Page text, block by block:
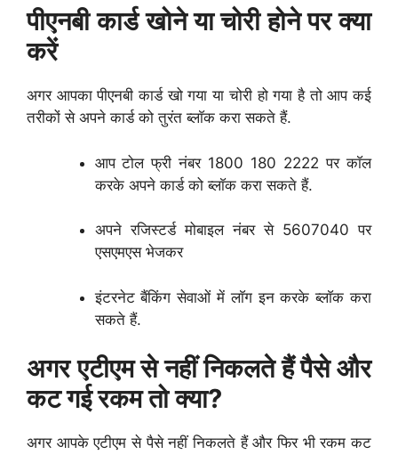
पीएनबी कार्ड खोने या चोरी होने पर क्या
करें
अगर आपका पीएनबी कार्ड खो गया या चोरी हो गया है तो आप कई
तरीकों से अपने कार्ड को तुरंत ब्लाॅक करा सकते हैं.
आप टोल फ्री नंबर 1800 180 2222 पर काॅल
करके अपने कार्ड को ब्लाॅक करा सकते हैं.
अपने रजिस्टर्ड मोबाइल नंबर से 5607040 पर
एसएमएस भेजकर
इंटरनेट बैंकिंग सेवाओं में लाॅग इन करके ब्लाॅक करा
सकते हैं.
अगर एटीएम से नहीं निकलते हैं पैसे और
कट गई रकम तो क्या?
अगर आपके एटीएम से पैसे नहीं निकलते हैं और फिर भी रकम कट